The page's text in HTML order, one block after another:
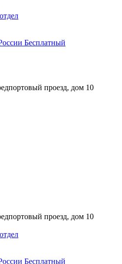
Бесплатный
проезд, дом 10
проезд, дом 10
Бесплатный